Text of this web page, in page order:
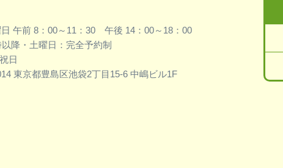
日 午前 8：00～11：30 午後 14：00～18：00
降・土曜日：完全予約制
日
東京都豊島区池袋2丁目15-6 中嶋ビル1F